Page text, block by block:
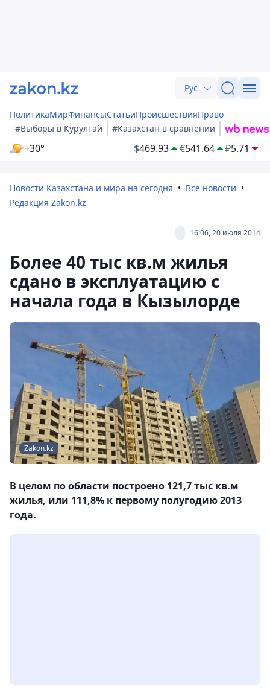
Рус
ПолитикаМирФинансыСтатьиПроисшествияПраво
#Выборы в Курултай
#Казахстан в сравнении
+30° $469.93 €541.64 ₽5.71
Новости Казахстана и мира на сегодня
Все новости
Редакция Zakon.kz
16:06, 20 июля 2014
Более 40 тыс кв.м жилья
сдано в эксплуатацию с
начала года в Кызылорде
Zakon.kz
В целом по области построено 121,7 тыс кв.м
жилья, или 111,8% к первому полугодию 2013
года.